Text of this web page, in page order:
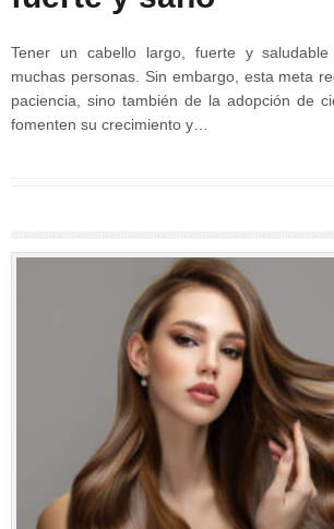
Tener un cabello largo, fuerte y
muchas personas. Sin embargo, esta meta
paciencia, sino también de la adopción de
fomenten su crecimiento y…